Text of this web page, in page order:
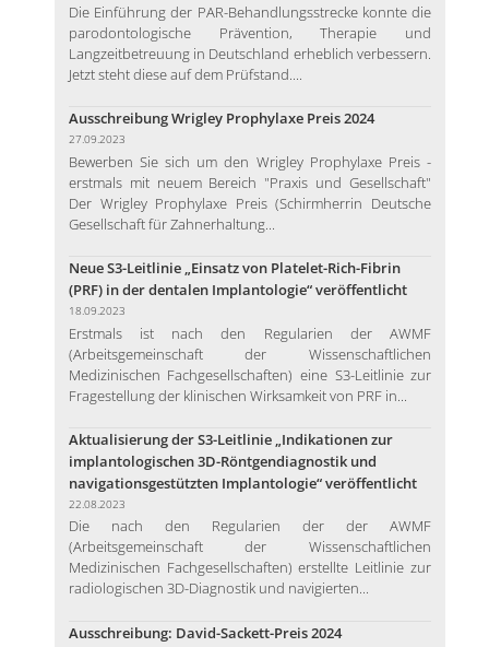
Die Einführung der PAR-Behandlungsstrecke konnte die
parodontologische Prävention, Therapie und
Langzeitbetreuung in Deutschland erheblich verbessern.
Jetzt steht diese auf dem Prüfstand....
Ausschreibung Wrigley Prophylaxe Preis 2024
27.09.2023
Bewerben Sie sich um den Wrigley Prophylaxe Preis -
erstmals mit neuem Bereich "Praxis und Gesellschaft"
Der Wrigley Prophylaxe Preis (Schirmherrin Deutsche
Gesellschaft für Zahnerhaltung...
Neue S3-Leitlinie „Einsatz von Platelet-Rich-Fibrin
(PRF) in der dentalen Implantologie“ veröffentlicht
18.09.2023
Erstmals ist nach den Regularien der AWMF
(Arbeitsgemeinschaft der Wissenschaftlichen
Medizinischen Fachgesellschaften) eine S3-Leitlinie zur
Fragestellung der klinischen Wirksamkeit von PRF in...
Aktualisierung der S3-Leitlinie „Indikationen zur
implantologischen 3D-Röntgendiagnostik und
navigationsgestützten Implantologie“ veröffentlicht
22.08.2023
Die nach den Regularien der der AWMF
(Arbeitsgemeinschaft der Wissenschaftlichen
Medizinischen Fachgesellschaften) erstellte Leitlinie zur
radiologischen 3D-Diagnostik und navigierten...
Ausschreibung: David-Sackett-Preis 2024